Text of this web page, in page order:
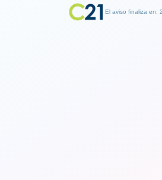
El aviso finaliza en: